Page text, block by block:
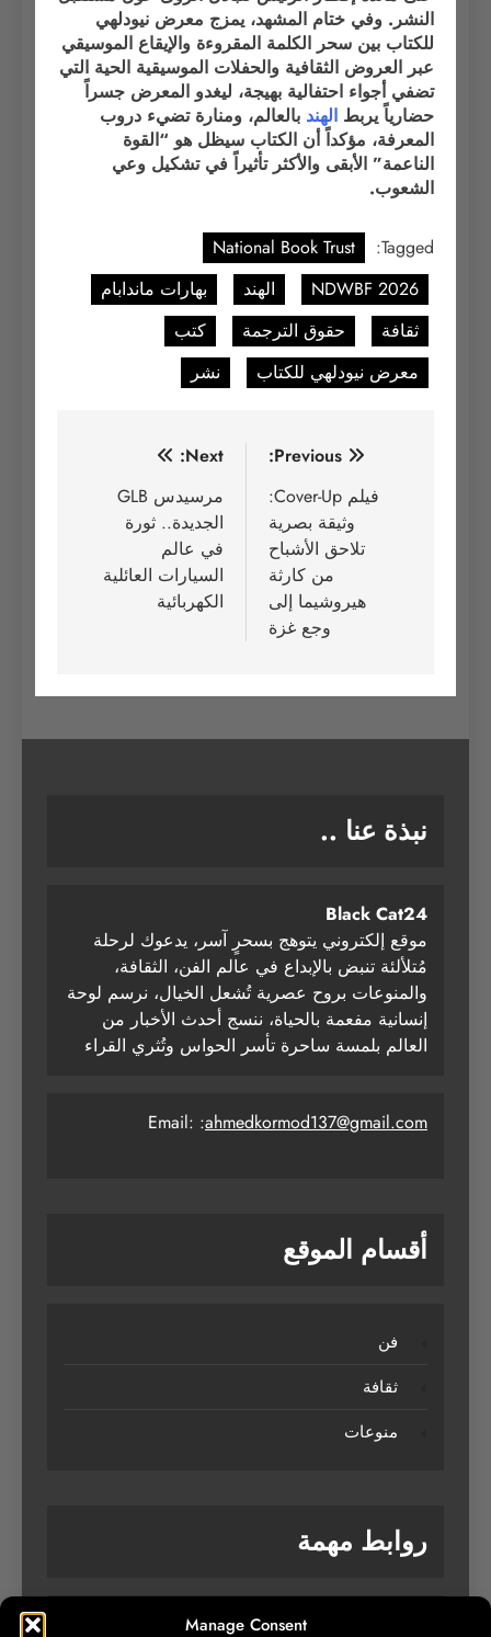
Manage Consent
النشر. وفي ختام المشهد، يمزج معرض نيودلهي
للكتاب بين سحر الكلمة المقروءة والإيقاع الموسيقي
عبر العروض الثقافية والحفلات الموسيقية الحية التي
تضفي أجواء احتفالية بهيجة، ليغدو المعرض جسراً
حضارياً يربط الهند بالعالم، ومنارة تضيء دروب
المعرفة، مؤكداً أن الكتاب سيظل هو “القوة
الناعمة” الأبقى والأكثر تأثيراً في تشكيل وعي
الشعوب.
Tagged:
National Book Trust
NDWBF 2026
الهند
بهارات ماندابام
ثقافة
حقوق الترجمة
كتب
معرض نيودلهي للكتاب
نشر
تصفّح
المقالات
Previous:
فيلم Cover-Up:
وثيقة بصرية
تلاحق الأشباح
من كارثة
هيروشيما إلى
وجع غزة
Next:
مرسيدس GLB
الجديدة.. ثورة
في عالم
السيارات العائلية
الكهربائية
نبذة عنا ..
Black Cat24
موقع إلكتروني يتوهج بسحرٍ آسر، يدعوك لرحلة
مُتلألئة تنبض بالإبداع في عالم الفن، الثقافة،
والمنوعات بروح عصرية تُشعل الخيال، نرسم لوحة
إنسانية مفعمة بالحياة، ننسج أحدث الأخبار من
العالم بلمسة ساحرة تأسر الحواس وتُثري القراء
Email: :ahmedkormod137@gmail.com
أقسام الموقع
فن
ثقافة
منوعات
روابط مهمة